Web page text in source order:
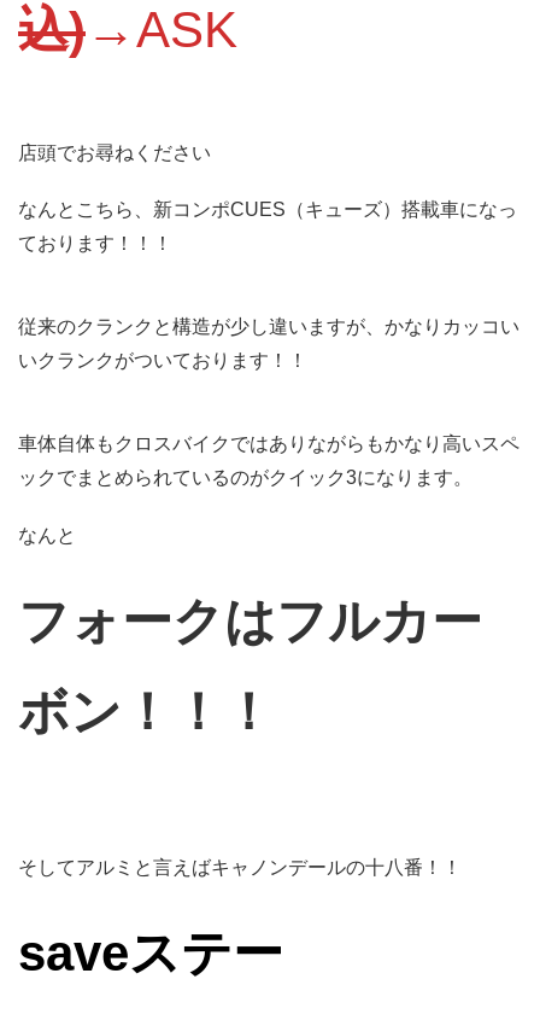
込)→ASK
店頭でお尋ねください
なんとこちら、新コンポCUES（キューズ）搭載車になっ
ております！！！
従来のクランクと構造が少し違いますが、かなりカッコい
いクランクがついております！！
車体自体もクロスバイクではありながらもかなり高いスペ
ックでまとめられているのがクイック3になります。
なんと
フォークはフルカー
ボン！！！
そしてアルミと言えばキャノンデールの十八番！！
saveステー